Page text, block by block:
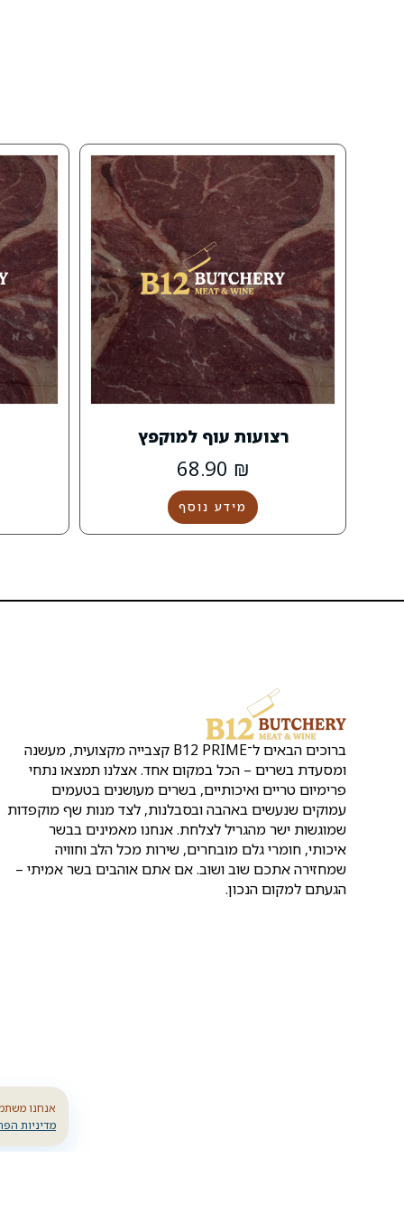
רצועות עוף למוקפץ
68.90 ₪
מידע נוסף
ברוכים הבאים ל־B12 PRIME קצבייה מקצועית, מעשנה
ומסעדת בשרים – הכל במקום אחד. אצלנו תמצאו נתחי
פרימיום טריים ואיכותיים, בשרים מעושנים בטעמים
עמוקים שנעשים באהבה ובסבלנות, לצד מנות שף מוקפדות
שמוגשות ישר מהגריל לצלחת. אנחנו מאמינים בבשר
איכותי, חומרי גלם מובחרים, שירות מכל הלב וחוויה
שמחזירה אתכם שוב ושוב. אם אתם אוהבים בשר אמיתי –
הגעתם למקום הנכון.
אנחנו
מדיניות